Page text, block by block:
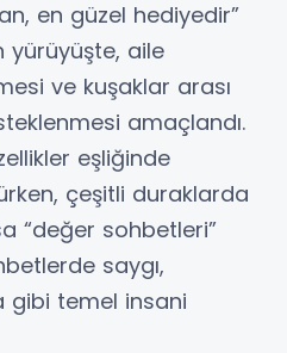
en güzel hediyedir”
yürüyüşte, aile
ve kuşaklar arası
amaçlandı.
eşliğinde
çeşitli duraklarda
“değer sohbetleri”
saygı,
gibi temel insani